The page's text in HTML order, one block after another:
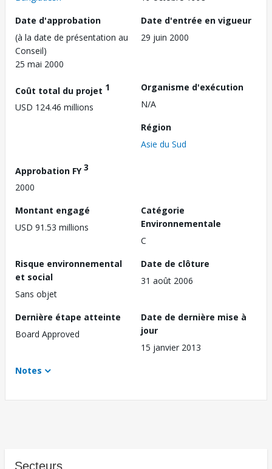
Date d'approbation
(à la date de présentation au
Conseil)
25 mai 2000
Date d'entrée en vigueur
29 juin 2000
Coût total du projet 1
USD 124.46 millions
Organisme d'exécution
N/A
Région
Asie du Sud
Approbation FY3
2000
Montant engagé
USD 91.53 millions
Catégorie
Environnementale
C
Risque environnemental
et social
Sans objet
Date de clôture
31 août 2006
Dernière étape atteinte
Board Approved
Date de dernière mise à
jour
15 janvier 2013
Notes
Secteurs